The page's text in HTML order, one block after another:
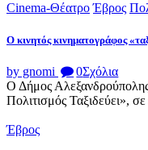
Cinema-Θέατρο Έβρος
Ο κινητός κινηματογράφος
by gnomi 0Σχόλια
Ο Δήμος
Πολιτισμός Ταξιδεύει»,
Έβρος